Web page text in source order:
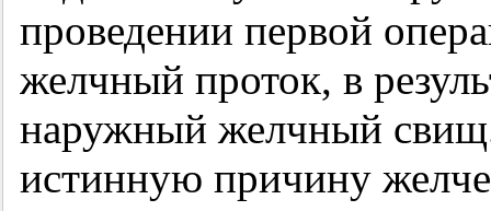
проведении первой
желчный проток, в
наружный желчный
истинную причину